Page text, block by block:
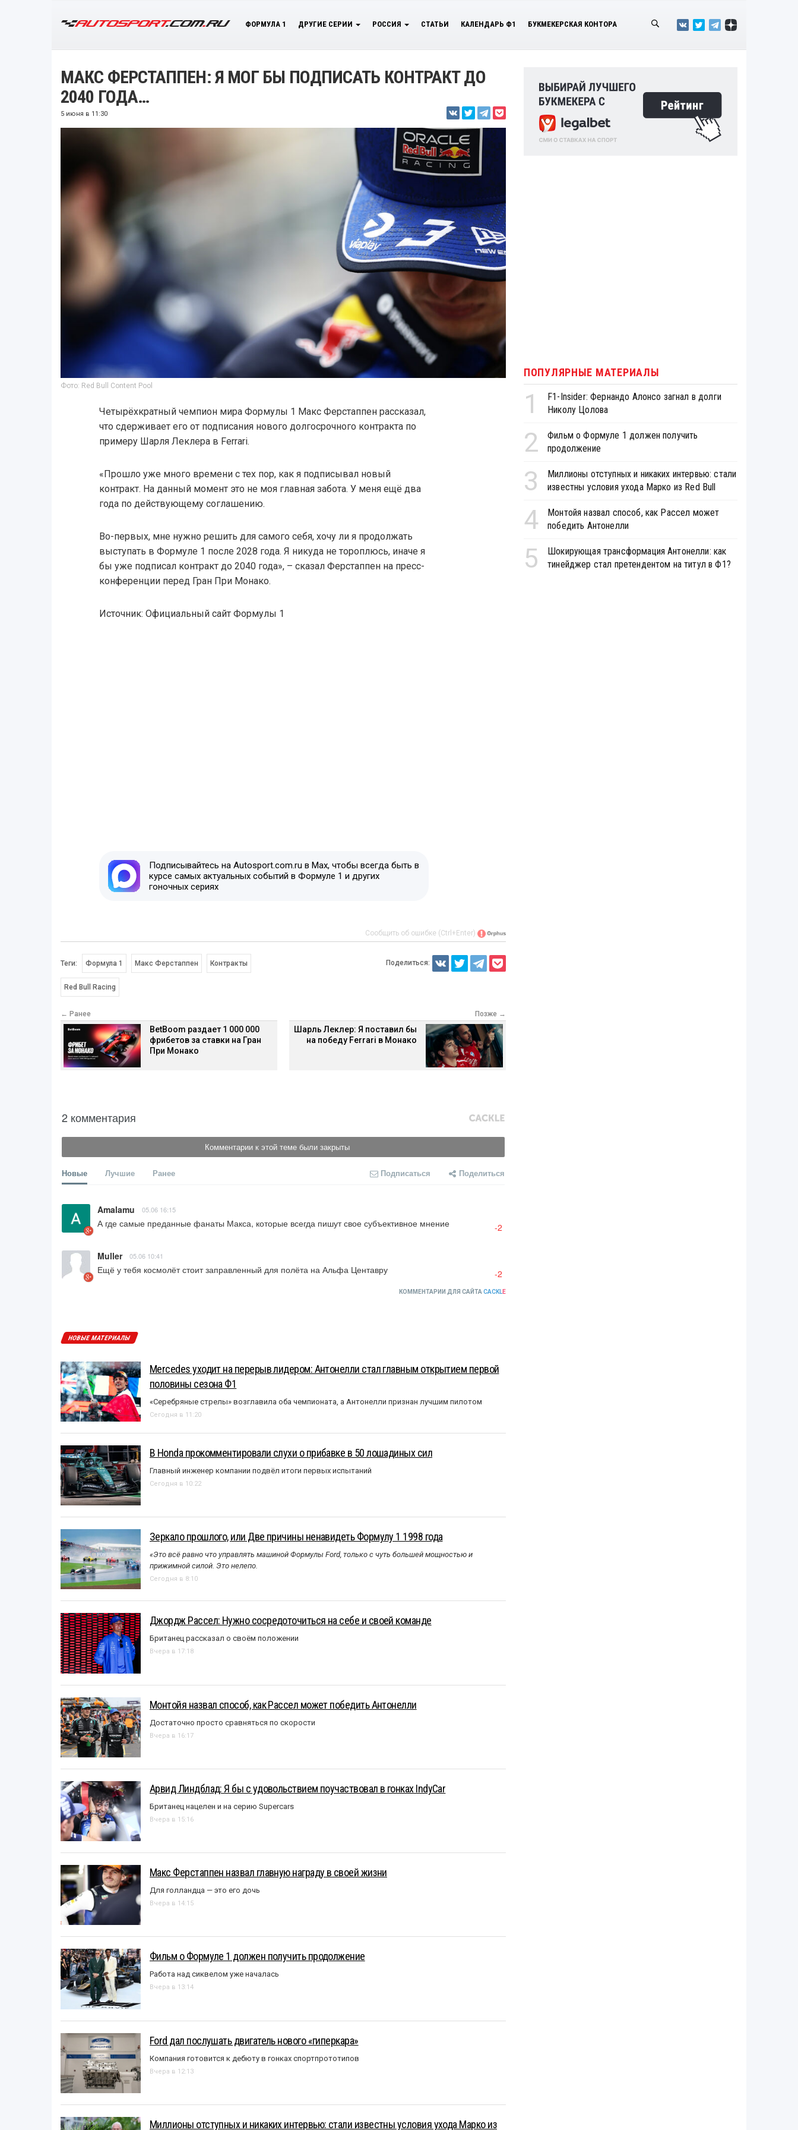
ФОРМУЛА 1 ДРУГИЕ СЕРИИ РОССИЯ СТАТЬИ КАЛЕНДАРЬ Ф1 БУКМЕКЕРСКАЯ КОНТОРА
МАКС ФЕРСТАППЕН: Я МОГ БЫ ПОДПИСАТЬ КОНТРАКТ ДО
2040 ГОДА…
5 июня в 11:30
Фото: Red Bull Content Pool
Четырёхкратный чемпион мира Формулы 1 Макс Ферстаппен рассказал,
что сдерживает его от подписания нового долгосрочного контракта по
примеру Шарля Леклера в Ferrari.
«Прошло уже много времени с тех пор, как я подписывал новый
контракт. На данный момент это не моя главная забота. У меня ещё два
года по действующему соглашению.
Во-первых, мне нужно решить для самого себя, хочу ли я продолжать
выступать в Формуле 1 после 2028 года. Я никуда не тороплюсь, иначе я
бы уже подписал контракт до 2040 года», – сказал Ферстаппен на пресс-
конференции перед Гран При Монако.
Источник: Официальный сайт Формулы 1
Подписывайтесь на Autosport.com.ru в Max, чтобы всегда быть в
курсе самых актуальных событий в Формуле 1 и других
гоночных сериях
Сообщить об ошибке (Ctrl+Enter)
Теги: Формула 1 Макс Ферстаппен Контракты
Red Bull Racing
Поделиться:
← Ранее
BetBoom раздает 1 000 000
фрибетов за ставки на Гран
При Монако
Позже →
Шарль Леклер: Я поставил бы
на победу Ferrari в Монако
2 комментария
Комментарии к этой теме были закрыты
Новые Лучшие Ранее Подписаться Поделиться
Amalamu 05.06 16:15
А где самые преданные фанаты Макса, которые всегда пишут свое субъективное мнение -2
Muller 05.06 10:41
Ещё у тебя космолёт стоит заправленный для полёта на Альфа Центавру -2
КОММЕНТАРИИ ДЛЯ САЙТА CACKLE
НОВЫЕ МАТЕРИАЛЫ
Mercedes уходит на перерыв лидером: Антонелли стал главным открытием первой
половины сезона Ф1
«Серебряные стрелы» возглавила оба чемпионата, а Антонелли признан лучшим пилотом
Сегодня в 11:20
В Honda прокомментировали слухи о прибавке в 50 лошадиных сил
Главный инженер компании подвёл итоги первых испытаний
Сегодня в 10:22
Зеркало прошлого, или Две причины ненавидеть Формулу 1 1998 года
«Это всё равно что управлять машиной Формулы Ford, только с чуть большей мощностью и
прижимной силой. Это нелепо.
Сегодня в 8:10
Джордж Рассел: Нужно сосредоточиться на себе и своей команде
Британец рассказал о своём положении
Вчера в 17:18
Монтойя назвал способ, как Рассел может победить Антонелли
Достаточно просто сравняться по скорости
Вчера в 16:17
Арвид Линдблад: Я бы с удовольствием поучаствовал в гонках IndyCar
Британец нацелен и на серию Supercars
Вчера в 15:16
Макс Ферстаппен назвал главную награду в своей жизни
Для голландца — это его дочь
Вчера в 14:15
Фильм о Формуле 1 должен получить продолжение
Работа над сиквелом уже началась
Вчера в 13:14
Ford дал послушать двигатель нового «гиперкара»
Компания готовится к дебюту в гонках спортпрототипов
Вчера в 12:13
Миллионы отступных и никаких интервью: стали известны условия ухода Марко из
ПОПУЛЯРНЫЕ МАТЕРИАЛЫ
1
F1-Insider: Фернандо Алонсо загнал в долги
Николу Цолова
2
Фильм о Формуле 1 должен получить
продолжение
3
Миллионы отступных и никаких интервью: стали
известны условия ухода Марко из Red Bull
4
Монтойя назвал способ, как Рассел может
победить Антонелли
5
Шокирующая трансформация Антонелли: как
тинейджер стал претендентом на титул в Ф1?